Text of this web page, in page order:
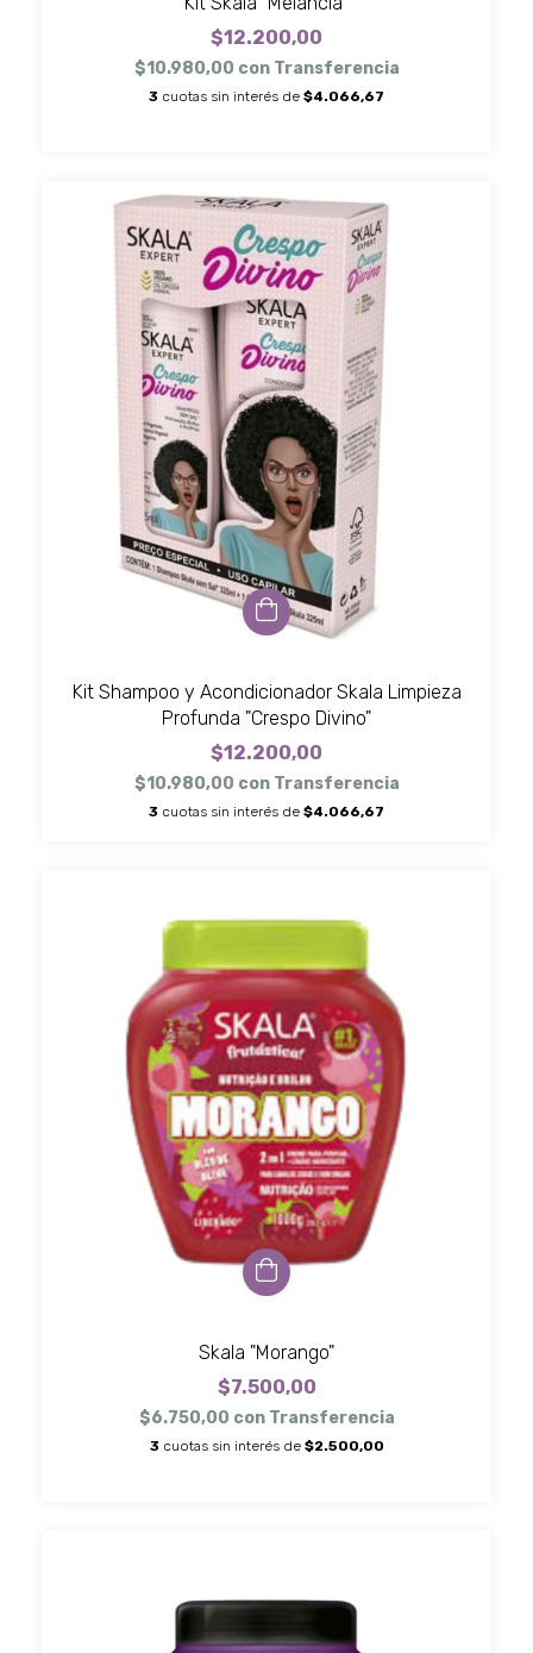
$12.200,00
$10.980,00 con Transferencia
3 cuotas sin interés de $4.066,67
Kit Shampoo y Acondicionador Skala Limpieza
Profunda "Crespo Divino"
$12.200,00
$10.980,00 con Transferencia
3 cuotas sin interés de $4.066,67
Skala "Morango"
$7.500,00
$6.750,00 con Transferencia
3 cuotas sin interés de $2.500,00